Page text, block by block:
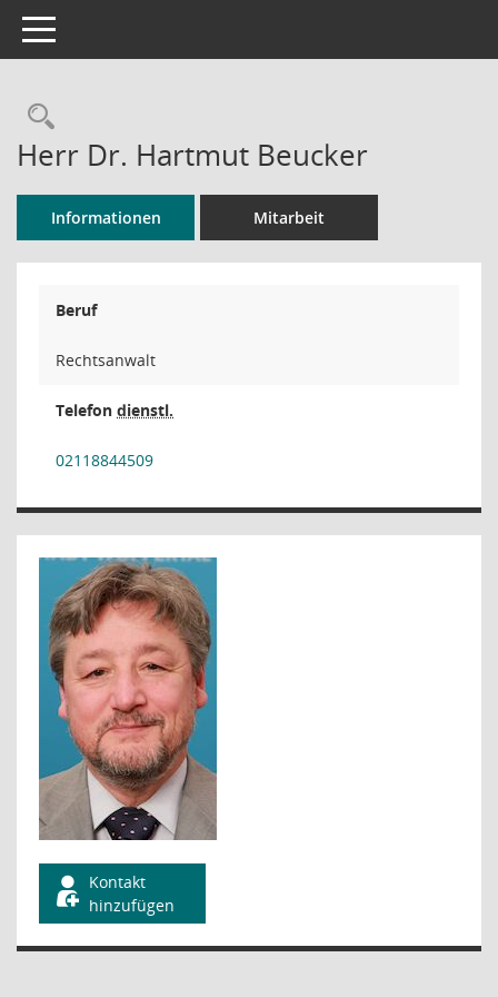
Toggle navigation
Rechercheauswahl
Herr Dr. Hartmut Beucker
Informationen Mitarbeit
Beruf
Rechtsanwalt
Telefon dienstl.
02118844509
Kontakt
hinzufügen